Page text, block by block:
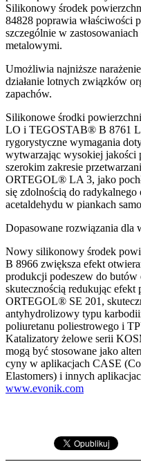
Silikonowy środek
84828 poprawia właściwości
szczególnie w
metalowymi.
Umożliwia najniższe
działanie lotnych związków
zapachów.
Silikonowe środki
LO i TEGOSTAB® B 8761
rygorystyczne wymagania
wytwarzając wysokiej jakości
szerokim zakresie
ORTEGOL® LA 3, jako
się zdolnością do
acetaldehydu w piankach
Dopasowane rozwiązania dla
Nowy silikonowy środek
B 8966 zwiększa efekt
produkcji podeszew do butów
skutecznością redukując efekt
ORTEGOL® SE 201,
antyhydrolizowy typu
poliuretanu poliestrowego i
Katalizatory żelowe serii
mogą być stosowane jako
cyny w aplikacjach CASE
Elastomers) i innych
www.evonik.com